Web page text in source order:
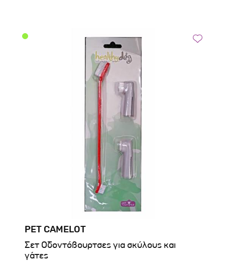
PET CAMELOT
Σετ Οδοντόβουρτσες για σκύλους και
γάτες